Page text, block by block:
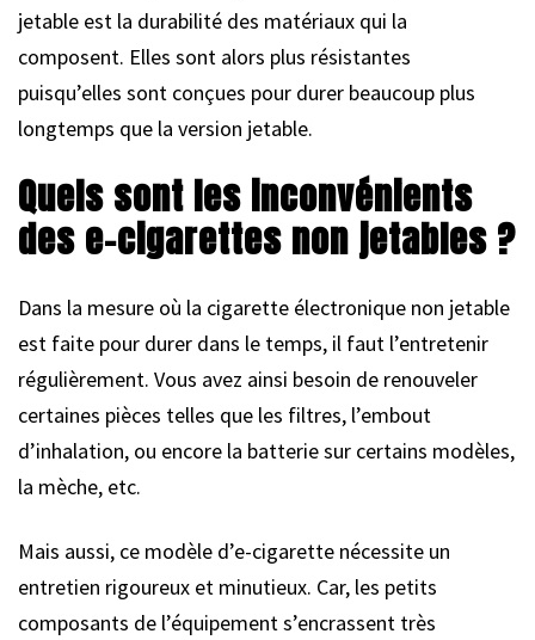
jetable est la durabilité des matériaux qui la
composent. Elles sont alors plus résistantes
puisqu’elles sont conçues pour durer beaucoup plus
longtemps que la version jetable.
Quels sont les inconvénients
des e-cigarettes non jetables ?
Dans la mesure où la cigarette électronique non jetable
est faite pour durer dans le temps, il faut l’entretenir
régulièrement. Vous avez ainsi besoin de renouveler
certaines pièces telles que les filtres, l’embout
d’inhalation, ou encore la batterie sur certains modèles,
la mèche, etc.
Mais aussi, ce modèle d’e-cigarette nécessite un
entretien rigoureux et minutieux. Car, les petits
composants de l’équipement s’encrassent très